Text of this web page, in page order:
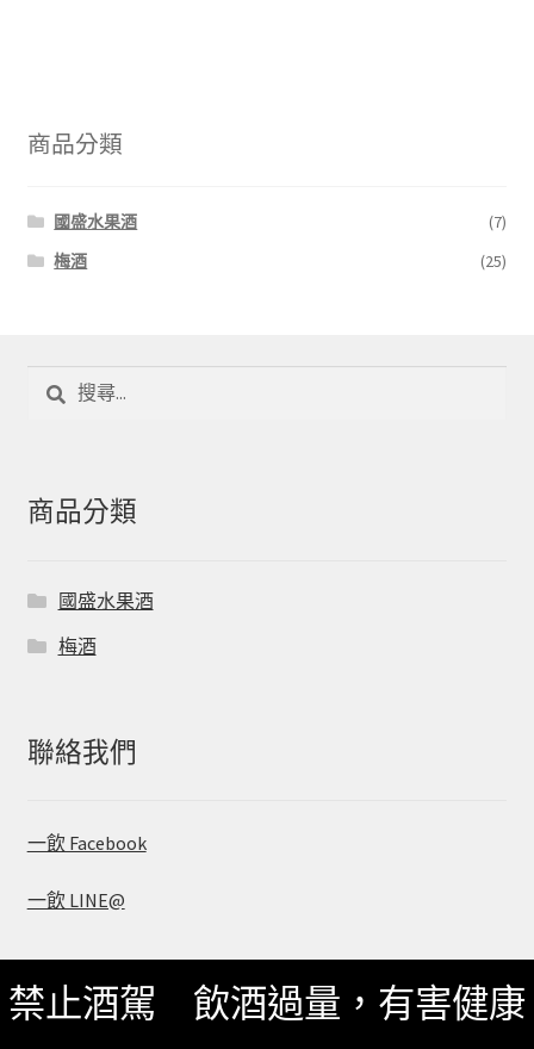
商品分類
國盛水果酒
(7)
梅酒
(25)
字:
商品分類
國盛水果酒
梅酒
聯絡我們
一飲 Facebook
一飲 LINE@
禁止酒駕 飲酒過量，有害健康